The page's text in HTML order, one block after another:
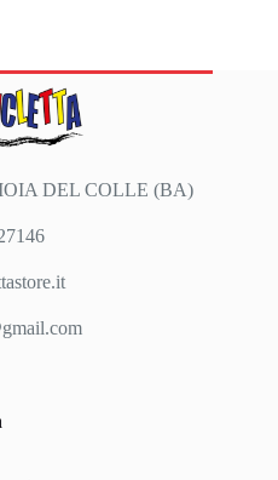
DEL COLLE (BA)